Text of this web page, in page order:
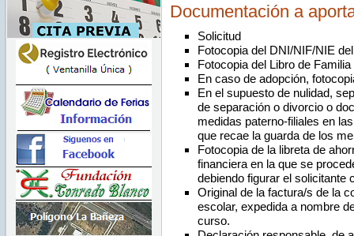
Documentación a
Solicitud
Fotocopia del DNI/NIF/NIE
Fotocopia del Libro de
En caso de adopción,
En el supuesto de nulidad,
de separación o divorcio o
medidas paterno-filiales en
que recae la guarda de los
Fotocopia de la libreta de
financiera en la que se
debiendo figurar el solicitante
Original de la factura/s de la
escolar, expedida a nombre
curso.